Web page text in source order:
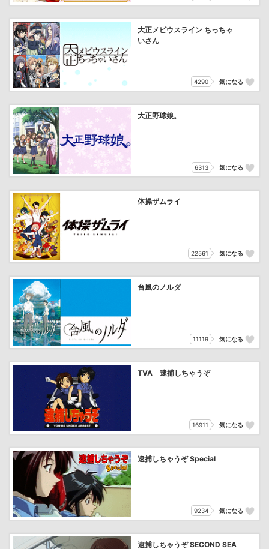
大正メビウスライン ちっちゃ
いさん
4290 気になる
大正野球娘。
6313 気になる
体操ザムライ
22561 気になる
台風のノルダ
11119 気になる
TVA 逮捕しちゃうぞ
16911 気になる
逮捕しちゃうぞ Special
9234 気になる
逮捕しちゃうぞ SECOND SEA